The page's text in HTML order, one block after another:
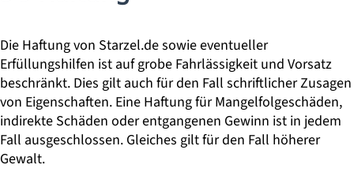
Die Haftung von Starzel.de sowie eventueller
Erfüllungshilfen ist auf grobe Fahrlässigkeit und Vorsatz
beschränkt. Dies gilt auch für den Fall schriftlicher Zusagen
von Eigenschaften. Eine Haftung für Mangelfolgeschäden,
indirekte Schäden oder entgangenen Gewinn ist in jedem
Fall ausgeschlossen. Gleiches gilt für den Fall höherer
Gewalt.